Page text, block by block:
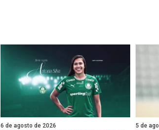
6 de agosto de 2026
5 de